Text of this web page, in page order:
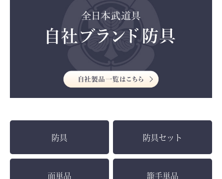
防具 防具セット
面単品 籠手単品